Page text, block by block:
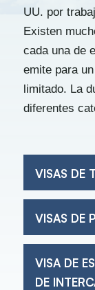
UU. por
Existen
cada una de
emite para
limitado. La
diferentes
VISAS DE
VISAS DE
VISA DE
DE